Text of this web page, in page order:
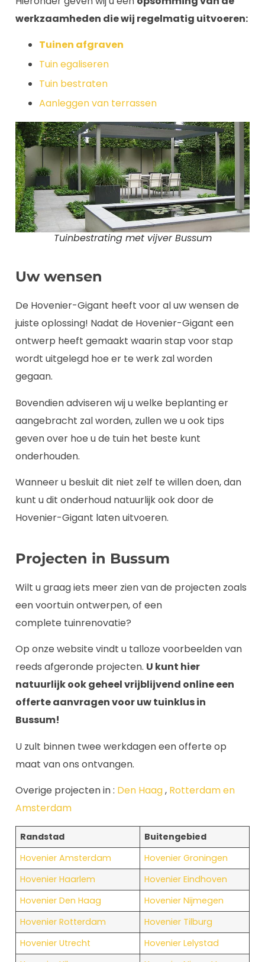
werkzaamheden die wij regelmatig uitvoeren:
Tuinen afgraven
Tuin egaliseren
Tuin bestraten
Aanleggen van terrassen
Tuinbestrating met vijver Bussum
Uw wensen
De Hovenier-Gigant heeft voor al uw wensen de
juiste oplossing! Nadat de Hovenier-Gigant een
ontwerp heeft gemaakt waarin stap voor stap
wordt uitgelegd hoe er te werk zal worden
gegaan.
Bovendien adviseren wij u welke beplanting er
aangebracht zal worden, zullen we u ook tips
geven over hoe u de tuin het beste kunt
onderhouden.
Wanneer u besluit dit niet zelf te willen doen, dan
kunt u dit onderhoud natuurlijk ook door de
Hovenier-Gigant laten uitvoeren.
Projecten in Bussum
Wilt u graag iets meer zien van de projecten zoals
een voortuin ontwerpen, of een
complete tuinrenovatie?
Op onze website vindt u talloze voorbeelden van
reeds afgeronde projecten. U kunt hier
natuurlijk ook geheel vrijblijvend online een
offerte aanvragen voor uw tuinklus in
Bussum!
U zult binnen twee werkdagen een offerte op
maat van ons ontvangen.
Overige projecten in : Den Haag, Rotterdamen
Amsterdam
Randstad
Buitengebied
Hovenier Amsterdam
Hovenier Groningen
Hovenier Haarlem
Hovenier Eindhoven
Hovenier Den Haag
Hovenier Nijmegen
Hovenier Rotterdam
Hovenier Tilburg
Hovenier Utrecht
Hovenier Lelystad